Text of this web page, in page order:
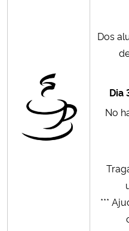
Ministério da Ciência, Tecnologia,
Ministério do Turismo
Ministério do Desenvolvimento
Controladoria-Geral da União
Ministério da Mulher, da Família e
Dos
Dia
No
***